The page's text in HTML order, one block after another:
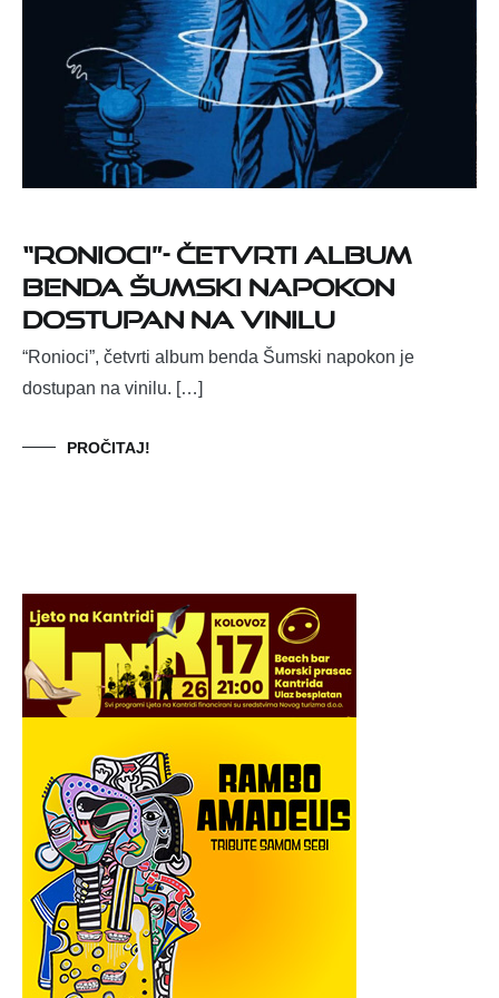
“Ronioci”- četvrti album
benda Šumski napokon
dostupan na vinilu
“Ronioci”, četvrti album benda Šumski napokon je
dostupan na vinilu. […]
PROČITAJ!